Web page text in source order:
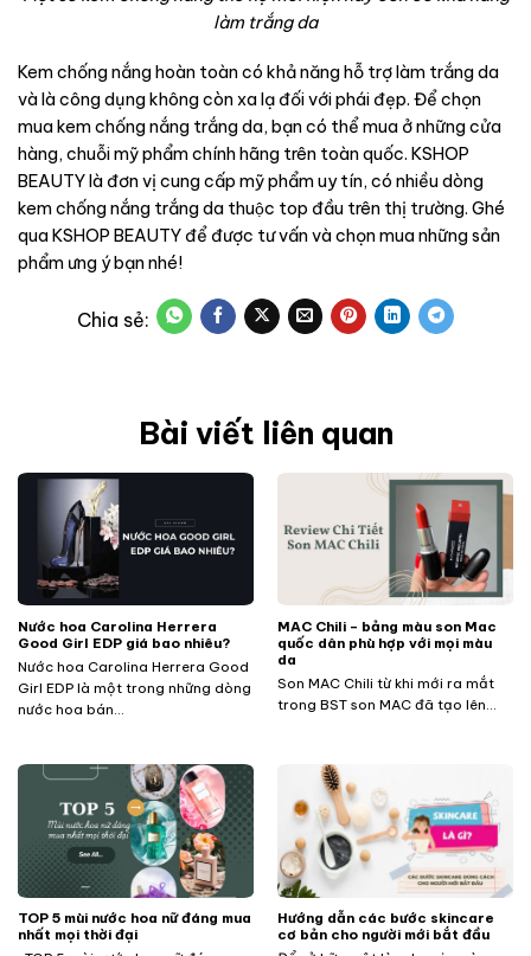
làm trắng da
Kem chống nắng hoàn toàn có khả năng hỗ trợ làm trắng da
và là công dụng không còn xa lạ đối với phái đẹp. Để chọn
mua kem chống nắng trắng da, bạn có thể mua ở những cửa
hàng, chuỗi mỹ phẩm chính hãng trên toàn quốc. KSHOP
BEAUTY là đơn vị cung cấp mỹ phẩm uy tín, có nhiều dòng
kem chống nắng trắng da thuộc top đầu trên thị trường. Ghé
qua KSHOP BEAUTY để được tư vấn và chọn mua những sản
phẩm ưng ý bạn nhé!
Bài viết liên quan
Nước hoa Carolina Herrera
Good Girl EDP giá bao nhiêu?
Nước hoa Carolina Herrera Good
Girl EDP là một trong những dòng
nước hoa bán...
MAC Chili – bảng màu son Mac
quốc dân phù hợp với mọi màu
da
Son MAC Chili từ khi mới ra mắt
trong BST son MAC đã tạo lên...
TOP 5 mùi nước hoa nữ đáng mua
nhất mọi thời đại
Hướng dẫn các bước skincare
cơ bản cho người mới bắt đầu